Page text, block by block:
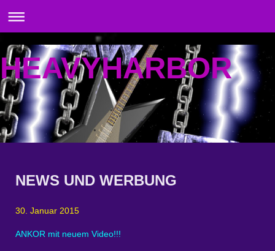
HEAVYHARBOR
NEWS UND WERBUNG
30. Januar 2015
ANKOR mit neuem Video!!!